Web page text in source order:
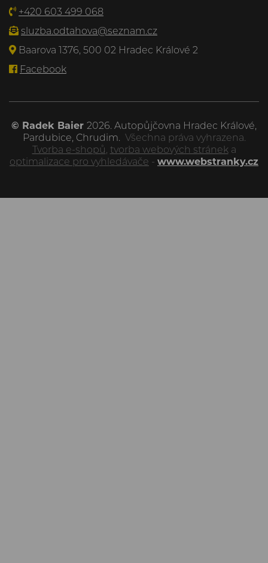
+420 603 499 068
sluzba.odtahova@seznam.cz
Baarova 1376, 500 02 Hradec Králové 2
Facebook
© Radek Baier 2026. Autopůjčovna Hradec Králové,
Pardubice, Chrudim. Všechna práva vyhrazena.
Tvorba e-shopů tvorba webových stráneka
optimalizace pro vyhledávače - www.webstranky.cz